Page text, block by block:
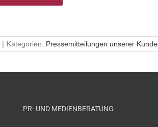
| Kategorien: Pressemitteilungen unserer
PR- UND MEDIENBERATUNG